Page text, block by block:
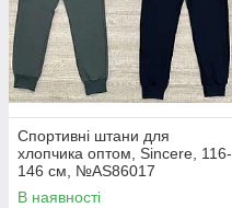
Спортивні штани для
хлопчика оптом, Sincere, 116-
146 см, №AS86017
В наявності